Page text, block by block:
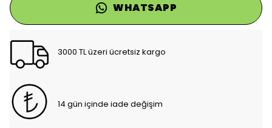
WHATSAPP
3000 TL üzeri ücretsiz kargo
14 gün içinde iade değişim